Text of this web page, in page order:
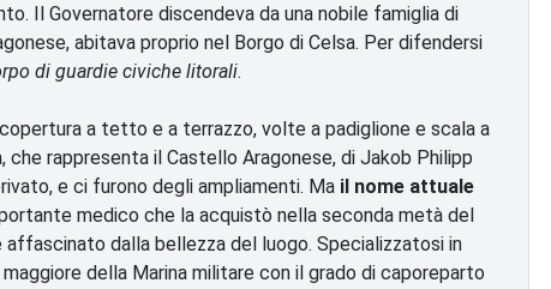
Il Governatore discendeva da una nobile famiglia di
abitava proprio nel Borgo di Celsa. Per difendersi
di guardie civiche litorali.
a tetto e a terrazzo, volte a padiglione e scala a
rappresenta il Castello Aragonese, di Jakob Philipp
e ci furono degli ampliamenti. Ma il nome attuale
medico che la acquistò nella seconda metà del
dalla bellezza del luogo. Specializzatosi in
della Marina militare con il grado di caporeparto